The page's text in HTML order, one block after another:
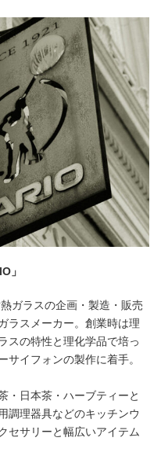
」
ガラスの企画・製造・販売
ラスメーカー。創業時は理
スの特性と理化学品で培っ
サイフォンの製作に着手。
・日本茶・ハーブティーと
調理器具などのキッチンウ
セサリーと幅広いアイテム